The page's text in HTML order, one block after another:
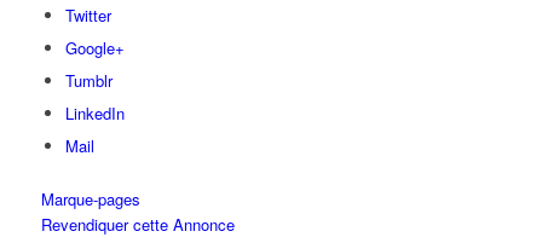
Twitter
Google+
Tumblr
LinkedIn
Mail
Marque-pages
Revendiquer cette Annonce